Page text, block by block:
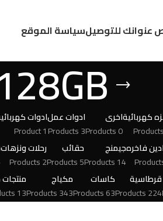
عنوانك للتوصيلسياسة الموقع
كهربائيةاخرى
0 Products
ادوات عمل
3 Products
ادوات
1 Product
فاخرهجيمنج
14 Products
حقائب
5 Products
رحلات ونزهات
2 Products
قرطاسية
224 Products
كاسات
63 Products
مكياج
343 Products
13 Products